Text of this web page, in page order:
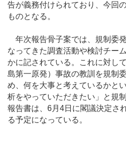
告が義務付けられており、今回
ものとなる。
年次報告骨子案では、規制委
なってきた調査活動や検討チー
かに記されている。これに対し
島第一原発）事故の教訓を規制
め、何を大事と考えているかと
析をやっていただきたい」と規
報告書は、6月4日に閣議決定さ
る予定になっている。